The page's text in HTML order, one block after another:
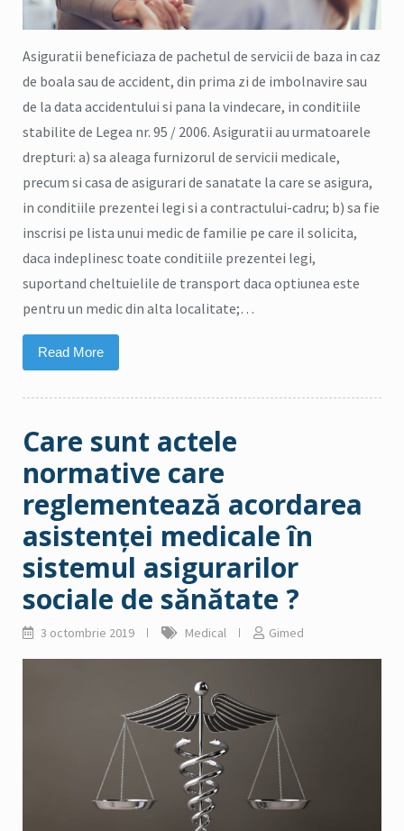
Asiguratii beneficiaza de pachetul de servicii de baza in caz
de boala sau de accident, din prima zi de imbolnavire sau
de la data accidentului si pana la vindecare, in conditiile
stabilite de Legea nr. 95 / 2006. Asiguratii au urmatoarele
drepturi: a) sa aleaga furnizorul de servicii medicale,
precum si casa de asigurari de sanatate la care se asigura,
in conditiile prezentei legi si a contractului-cadru; b) sa fie
inscrisi pe lista unui medic de familie pe care il solicita,
daca indeplinesc toate conditiile prezentei legi,
suportand cheltuielile de transport daca optiunea este
pentru un medic din alta localitate;…
Read More
Care sunt actele
normative care
reglementează acordarea
asistenţei medicale în
sistemul asigurarilor
sociale de sănătate ?
3 octombrie 2019 Medical Gimed